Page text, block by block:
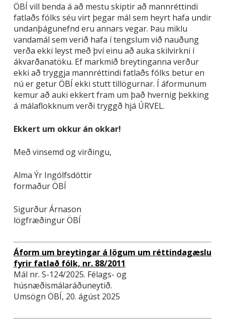
ÖBÍ vill benda á að mestu skiptir að mannréttindi
fatlaðs fólks séu virt þegar mál sem heyrt hafa undir
undanþágunefnd eru annars vegar. Þau miklu
vandamál sem verið hafa í tengslum við nauðung
verða ekki leyst með því einu að auka skilvirkni í
ákvarðanatöku. Ef markmið breytinganna verður
ekki að tryggja mannréttindi fatlaðs fólks betur en
nú er getur ÖBÍ ekki stutt tillögurnar. Í áformunum
kemur að auki ekkert fram um það hvernig þekking
á málaflokknum verði tryggð hjá ÚRVEL.
Ekkert um okkur án okkar!
Með vinsemd og virðingu,
Alma Ýr Ingólfsdóttir
formaður ÖBÍ
Sigurður Árnason
lögfræðingur ÖBÍ
Áform um breytingar á lögum um réttindagæslu
fyrir fatlað fólk, nr. 88/2011
Mál nr. S-124/2025. Félags- og
húsnæðismálaráðuneytið.
Umsögn ÖBÍ, 20. ágúst 2025